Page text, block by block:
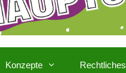
Konzepte Rechtliches